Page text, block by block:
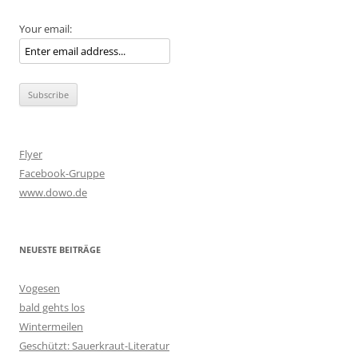
Your email:
Flyer
Facebook-Gruppe
www.dowo.de
NEUESTE BEITRÄGE
Vogesen
bald gehts los
Wintermeilen
Geschützt: Sauerkraut-Literatur